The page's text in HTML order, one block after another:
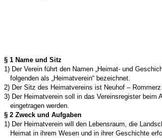
§ 1 Name und Sitz
1) Der Verein führt den Namen „Heimat- und
folgenden als „Heimatverein“ bezeichnet.
2) Der Sitz des Heimatvereins ist Neuhof – Rommerz.
3) Der Heimatverein soll in das Vereinsregister beim
eingetragen werden.
§ 2 Zweck und Aufgaben
1) Der Heimatverein will den Lebensraum, die
Heimat in ihrem Wesen und in ihrer Geschichte